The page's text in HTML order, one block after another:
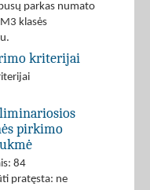
parkas numato
klasės
kriterijai
pirkimo
84
pratęsta: ne